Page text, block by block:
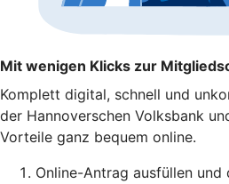
Mit wenigen Klicks zur
Komplett digital, schnell und
der Hannoverschen Volksbank
Vorteile ganz bequem online.
Online-Antrag ausfüllen